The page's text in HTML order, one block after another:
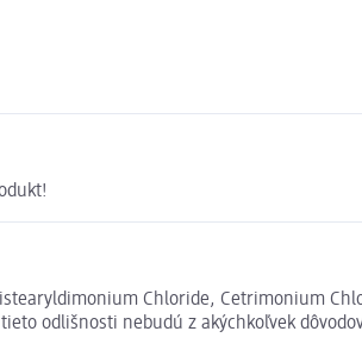
Chloride, Cetrimonium
odlišnosti nebudú z akýchkoľvek